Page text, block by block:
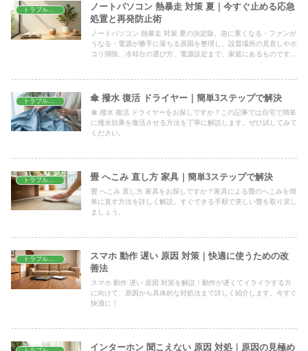
トラブル解決
ノートパソコン 熱暴走 対策 夏｜今すぐ止める応急
処置と再発防止術
ノートパソコン 熱暴走 対策 夏の決定版。急に重くなる・ファンが
うなる・電源が勝手に落ちる原因を整理し、設置場所の見直しやホ
コリ掃除、冷却台の選び方、電源設定まで、家庭にあるものですぐ
傘 撥水 復活 ドライヤー｜簡単3ステップで解決
傘 撥水 復活 ドライヤーをお探しですか？この記事では自宅で簡単
に撥水効果を復活させる方法を丁寧に解説します。ぜひ試してみて
ください。
畳 へこみ 直し方 家具｜簡単3ステップで解決
畳 へこみ 直し方 家具をお探しですか？家具による畳のへこみを簡
単に直す方法を詳しく解説。すぐできる手順で美しい畳を取り戻し
ましょう。
スマホ 動作 遅い 原因 対策｜快適に使うための改
善法
スマホ 動作 遅い 原因 対策を解説！動作が遅くてイライラする方
に向けて、原因から具体的な対処法まで詳しく紹介します。今すぐ
快適に！
インターホン 聞こえない 原因 対処｜原因の見極め